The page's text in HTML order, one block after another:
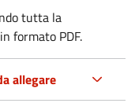
tutta la
formato PDF.
allegare